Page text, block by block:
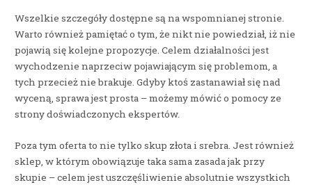
Wszelkie szczegóły dostępne są na wspomnianej stronie.
Warto również pamiętać o tym, że nikt nie powiedział, iż nie
pojawią się kolejne propozycje. Celem działalności jest
wychodzenie naprzeciw pojawiającym się problemom, a
tych przecież nie brakuje. Gdyby ktoś zastanawiał się nad
wyceną, sprawa jest prosta – możemy mówić o pomocy ze
strony doświadczonych ekspertów.
Poza tym oferta to nie tylko skup złota i srebra. Jest również
sklep, w którym obowiązuje taka sama zasada jak przy
skupie – celem jest uszczęśliwienie absolutnie wszystkich